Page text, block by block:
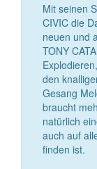
Mit seinen
CIVIC die
neuen und
TONY
den
Gesang
braucht
natürlich
auch auf
finden ist.